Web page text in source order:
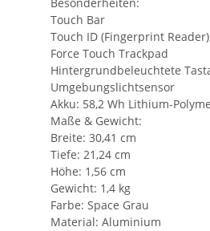
Touch Bar
Touch ID (Fingerprint Reader)
Force Touch Trackpad
Hintergrundbeleuchtete
Umgebungslichtsensor
Akku: 58,2 Wh Lithium-
Maße & Gewicht:
Breite: 30,41 cm
Tiefe: 21,24 cm
Höhe: 1,56 cm
Gewicht: 1,4 kg
Farbe: Space Grau
Material: Aluminium